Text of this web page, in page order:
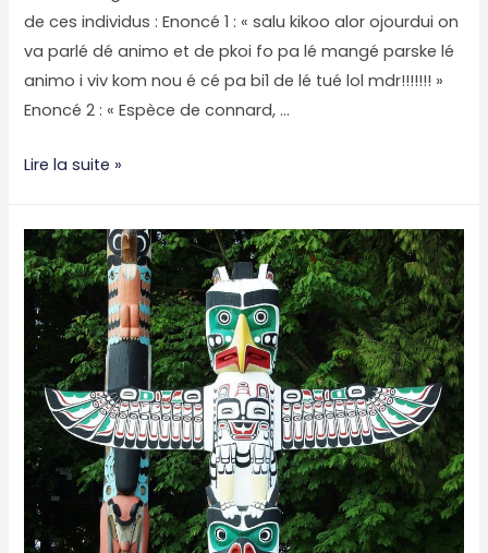
de ces individus : Enoncé 1 : « salu kikoo alor ojourdui on
va parlé dé animo et de pkoi fo pa lé mangé parske lé
animo i viv kom nou é cé pa bi1 de lé tué lol mdr!!!!!!! »
Enoncé 2 : « Espèce de connard, …
A.C.A.B.
Are
Bastards)
Lire la suite »